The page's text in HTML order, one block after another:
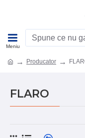
Producator
FLARO